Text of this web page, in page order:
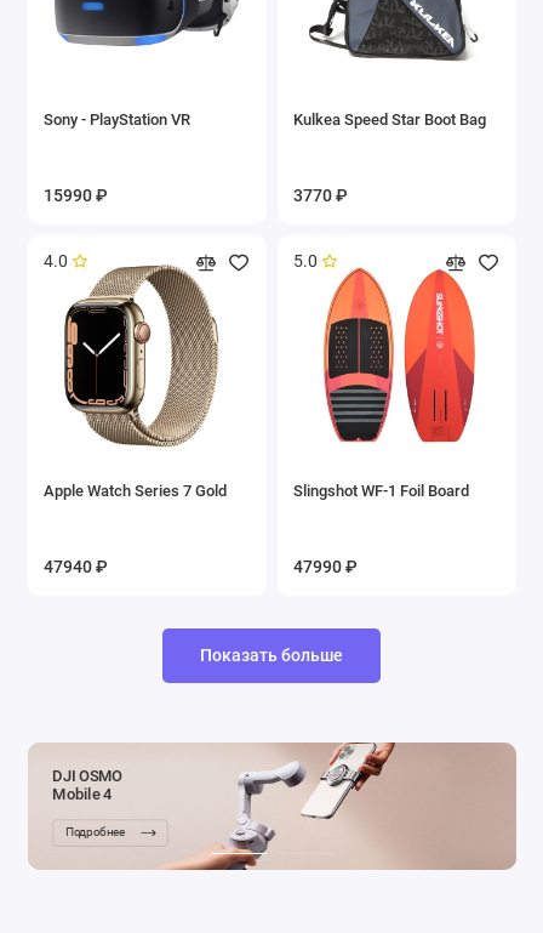
Sony - PlayStation VR
15990 ₽
Kulkea Speed Star Boot Bag
3770 ₽
4.0
Apple Watch Series 7 Gold
47940 ₽
5.0
Slingshot WF-1 Foil Board
47990 ₽
Показать больше
DJI OSMO
Mobile 4
Подробнее